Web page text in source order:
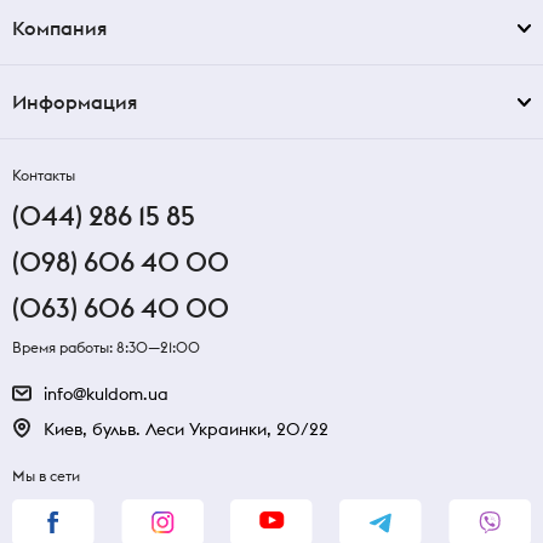
Компания
Информация
Контакты
(044) 286 15 85
(098) 606 40 00
(063) 606 40 00
Время работы: 8:30—21:00
info@kuldom.ua
Киев, бульв. Леси Украинки, 20/22
Мы в сети